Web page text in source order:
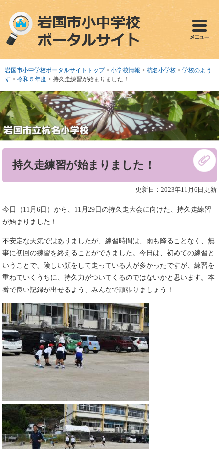
ペ
で
す
メ
ば
し
本
文
へ
岩国市小中学校ポータルサイトトップ > 小学校情報 > 杭名小学校 > 学校のよう
す > 令和５年度 > 持久走練習が始まりました！
持久走練習が始まりました！
更新日：2023年11月6日更新
今日（11月6日）から、11月29日の持久走大会に向けた、持久走練習
が始まりました！
不安定な天気ではありましたが、練習時間は、雨も降ることなく、無
事に初回の練習を終えることができました。今日は、初めての練習と
いうことで、険しい顔をして走っている人が多かったですが、練習を
重ねていくうちに、持久力がついてくるのではないかと思います。本
番で良い記録が出せるよう、みんなで頑張りましょう！